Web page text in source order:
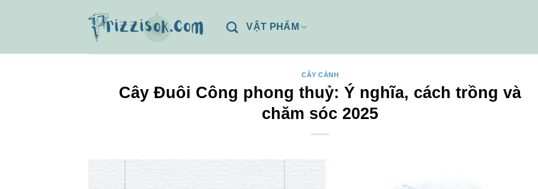
dung
VẬT PHẨM
CÂY CẢNH
Cây Đuôi Công phong thuỷ: Ý nghĩa, cách trồng và
chăm sóc 2025